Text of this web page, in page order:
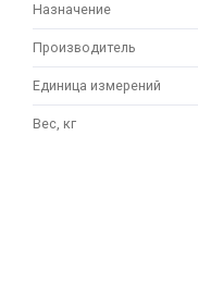
Назначение
Производитель
Единица измерений
Вес, кг